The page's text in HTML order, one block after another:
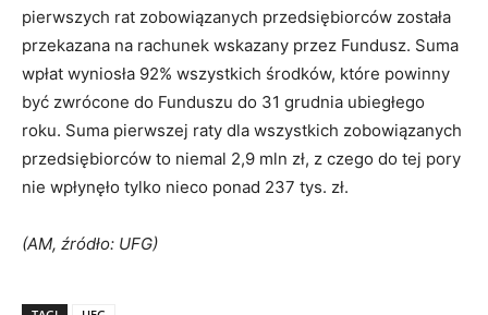
pierwszych rat zobowiązanych przedsiębiorców została
przekazana na rachunek wskazany przez Fundusz. Suma
wpłat wyniosła 92% wszystkich środków, które powinny
być zwrócone do Funduszu do 31 grudnia ubiegłego
roku. Suma pierwszej raty dla wszystkich zobowiązanych
przedsiębiorców to niemal 2,9 mln zł, z czego do tej pory
nie wpłynęło tylko nieco ponad 237 tys. zł.
(AM, źródło: UFG)